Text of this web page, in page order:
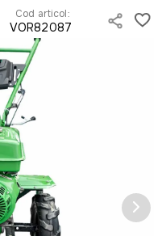
Cod articol:
VOR82087